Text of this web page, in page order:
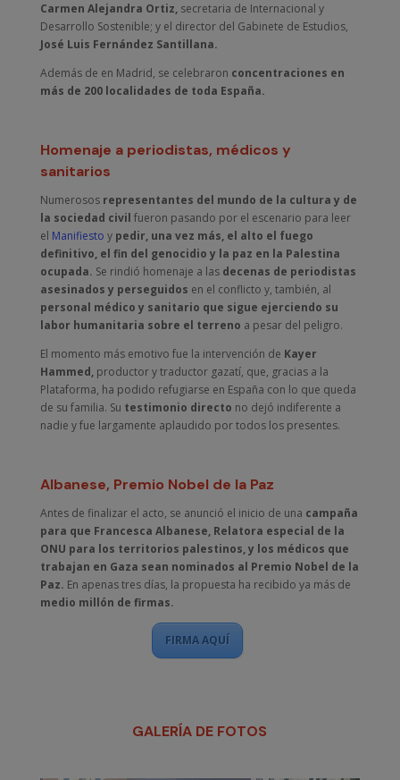
Carmen Alejandra Ortiz,secretaria de Internacional y
Desarrollo Sostenible; y el director del Gabinete de Estudios,
José Luis Fernández Santillana.
Además de en Madrid, se celebraron concentraciones en
más de 200 localidades de toda España.
Homenaje a periodistas, médicos y
sanitarios
Numerosos representantes del mundo de la cultura y de
la sociedad civil fueron pasando por el escenario para leer
el Manifiesto y pedir, una vez más, el alto el fuego
definitivo, el fin del genocidio y la paz en la Palestina
ocupada. Se rindió homenaje a las decenas de periodistas
asesinados y perseguidos en el conflicto y, también, al
personal médico y sanitario que sigue ejerciendo su
labor humanitaria sobre el terreno a pesar del peligro.
El momento más emotivo fue la intervención de Kayer
Hammed,productor y traductor gazatí, que, gracias a la
Plataforma, ha podido refugiarse en España con lo que queda
de su familia. Su testimonio directo no dejó indiferente a
nadie y fue largamente aplaudido por todos los presentes.
Albanese, Premio Nobel de la Paz
Antes de finalizar el acto, se anunció el inicio de una campaña
para que Francesca Albanese, Relatora especial de la
ONU para los territorios palestinos, y los médicos que
trabajan en Gaza sean nominados al Premio Nobel de la
Paz. En apenas tres días, la propuesta ha recibido ya más de
medio millón de firmas.
FIRMA AQUÍ
GALERÍA DE FOTOS